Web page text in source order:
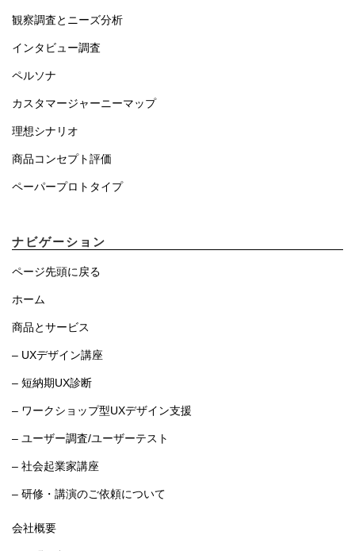
観察調査とニーズ分析
インタビュー調査
ペルソナ
カスタマージャーニーマップ
理想シナリオ
商品コンセプト評価
ペーパープロトタイプ
ナビゲーション
ページ先頭に戻る
ホーム
商品とサービス
– UXデザイン講座
– 短納期UX診断
– ワークショップ型UXデザイン支援
– ユーザー調査/ユーザーテスト
– 社会起業家講座
– 研修・講演のご依頼について
会社概要